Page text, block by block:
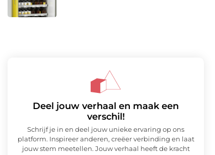
Deel jouw verhaal en maak een
verschil!
Schrijf je in en deel jouw unieke ervaring op ons
platform. Inspireer anderen, creëer verbinding en laat
jouw stem meetellen. Jouw verhaal heeft de kracht